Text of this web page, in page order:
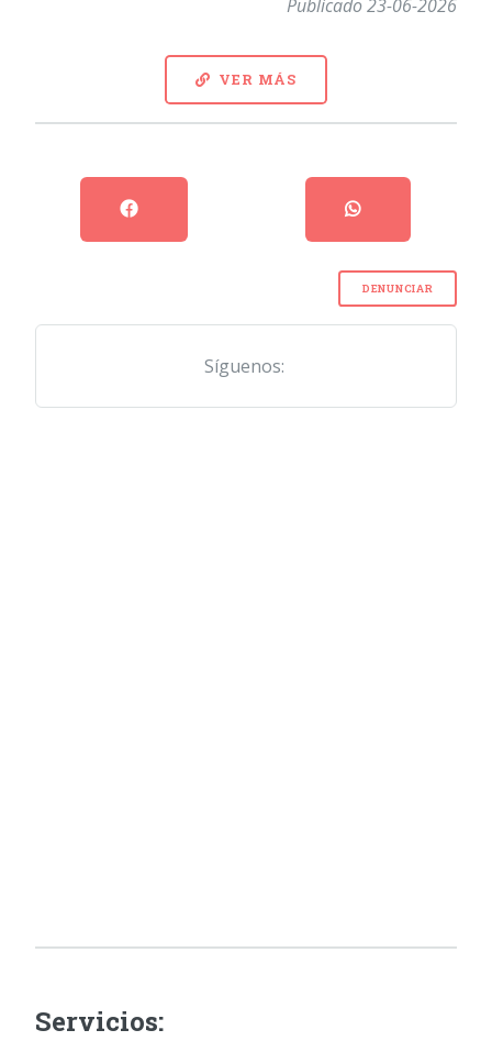
Publicado 23-06-2026
VER MÁS
DENUNCIAR
Síguenos:
Servicios: